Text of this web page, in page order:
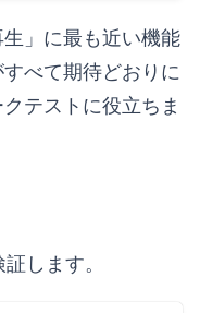
」に最も近い機能
べて期待どおりに
テストに役立ちま
します。